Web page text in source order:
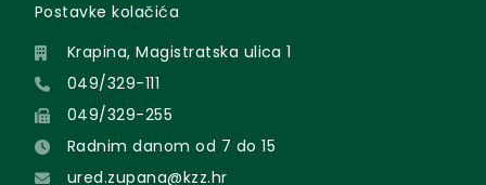
Postavke kolačića
Krapina, Magistratska ulica 1
049/329-111
049/329-255
Radnim danom od 7 do 15
ured.zupana@kzz.hr